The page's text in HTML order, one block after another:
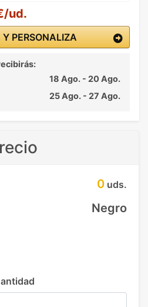
ud.
PERSONALIZA
18 Ago. - 20 Ago.
25 Ago. - 27 Ago.
0 uds.
Negro